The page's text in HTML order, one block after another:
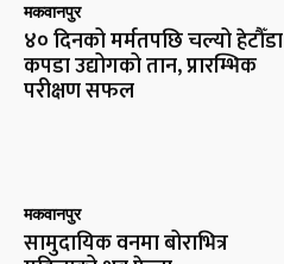
मकवानपुर
४० दिनको मर्मतपछि चल्यो हेटौँडा
कपडा उद्योगको तान, प्रारम्भिक
परीक्षण सफल
मकवानपुर
सामुदायिक वनमा बोराभित्र